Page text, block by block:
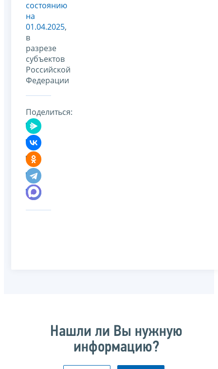
состоянию
на
01.04.2025,
в
разрезе
субъектов
Российской
Федерации
Поделиться:
Нашли ли Вы нужную
информацию?